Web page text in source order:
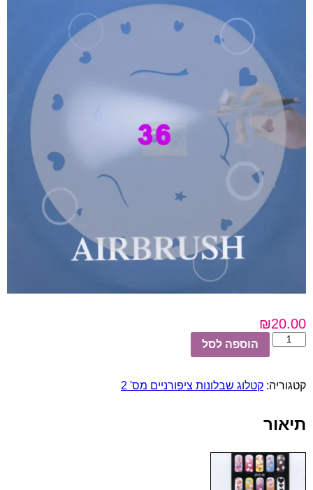
₪20.00
כמות
של
מס'
הוספה לסל
קטגוריה: קטלוג שבלונות ציפורניים מס' 2
תיאור